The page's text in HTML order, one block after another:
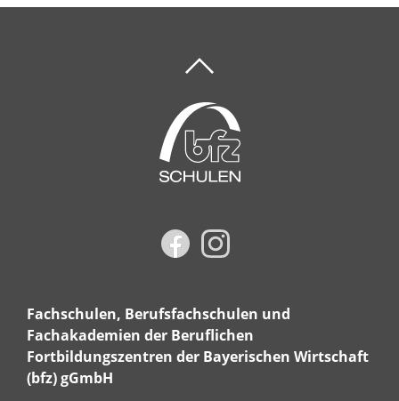
Fachschulen, Berufsfachschulen und
Fachakademien der Beruflichen
Fortbildungszentren der Bayerischen Wirtschaft
(bfz) gGmbH